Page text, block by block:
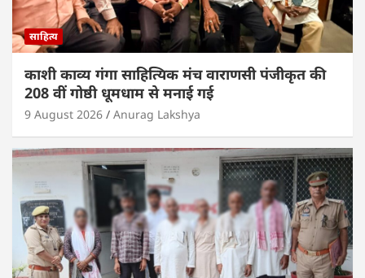
साहित्य
काशी काव्य गंगा साहित्यिक मंच वाराणसी पंजीकृत की
208 वीं गोष्ठी धूमधाम से मनाई गई
9 August 2026 Anurag Lakshya